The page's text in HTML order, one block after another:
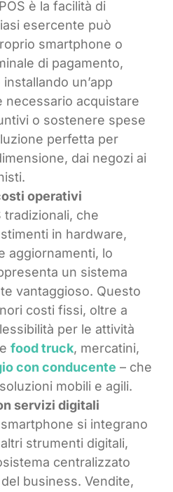
è la facilità di
esercente può
smartphone o
di pagamento,
un’app
necessario acquistare
o sostenere spese
perfetta per
dai negozi ai
operativi
tradizionali, che
in hardware,
aggiornamenti, lo
un sistema
vantaggioso. Questo
costi fissi, oltre a
per le attività
food truck, mercatini,
con conducente – che
mobili e agili.
servizi digitali
si integrano
strumenti digitali,
centralizzato
business. Vendite,